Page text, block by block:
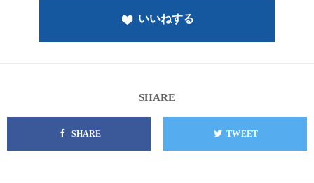
いいねする
SHARE
SHARE TWEET